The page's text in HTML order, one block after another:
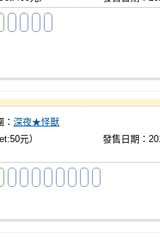
： 深夜★怪獸
元）
發售日期：